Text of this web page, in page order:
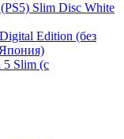
Slim Disc White
Edition (без
5 Slim (с